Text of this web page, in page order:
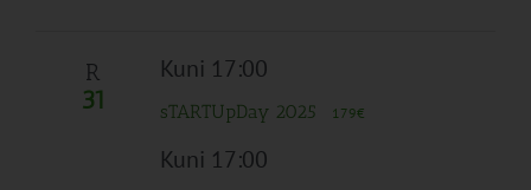
R
31
Kuni 17:00
sTARTUpDay 2025 179€
Kuni 17:00